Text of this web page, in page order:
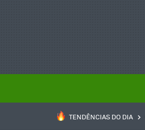
TENDÊNCIAS DO DIA